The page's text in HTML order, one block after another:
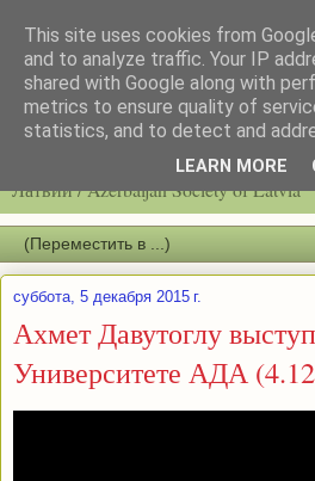
Latvijas azerbaidžāņu biedrību /
Латвии / Azerbaijan Society of Latvia
суббота, 5 декабря 2015 г.
Ахмет Давутоглу
Университете АДА
This site uses cookies from
and to analyze traffic. Your IP
shared with Google along with
metrics to ensure quality of
statistics, and to detect and
LEARN MORE